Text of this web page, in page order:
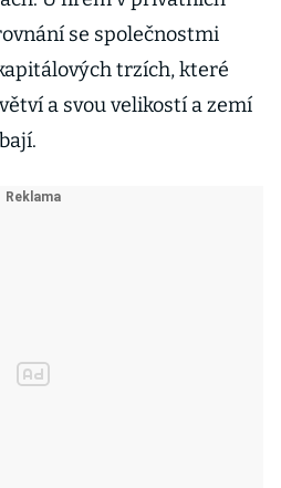
se společnostmi
trzích, které
a svou velikostí a zemí